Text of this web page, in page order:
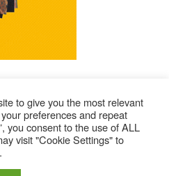
Alle Ausgaben Lesen
© 2025 – Magazine Poly – BKN
to give you the most relevant
preferences and repeat
you consent to the use of ALL
visit "Cookie Settings" to